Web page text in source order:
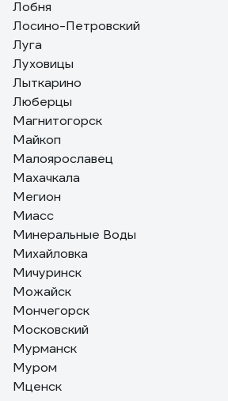
Лобня
Лосино-Петровский
Луга
Луховицы
Лыткарино
Люберцы
Магнитогорск
Майкоп
Малоярославец
Махачкала
Мегион
Миасс
Минеральные Воды
Михайловка
Мичуринск
Можайск
Мончегорск
Московский
Мурманск
Муром
Мценск